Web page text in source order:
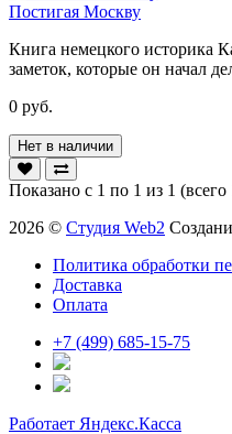
Постигая Москву
Книга немецкого историка
заметок, которые он начал
0 руб.
Нет в наличии
Показано с 1 по 1 из 1
2026 © Студия Web2
Политика обработки
Доставка
Оплата
+7 (499) 685-15-75
Работает Яндекс.Касса